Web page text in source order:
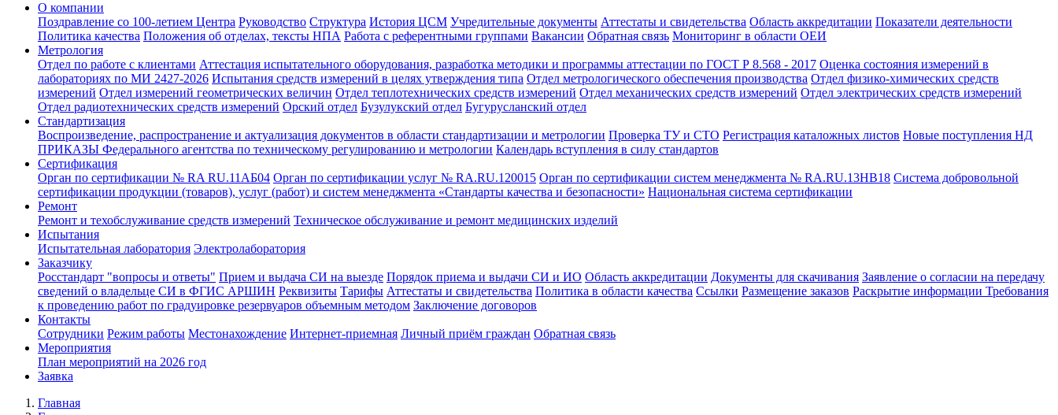
О компании
Поздравление со 100-летием Центра Руководство Структура История ЦСМ Учредительные документы Аттестаты и свидетельства Область аккредитации Показатели деятельности
Политика качества Положения об отделах, тексты НПА Работа с референтными группами Вакансии Обратная связь Мониторинг в области ОЕИ
Метрология
Отдел по работе с клиентами Аттестация испытательного оборудования, разработка методики и программы аттестации по ГОСТ Р 8.568 - 2017 Оценка состояния измерений в
лабораториях по МИ 2427-2026 Испытания средств измерений в целях утверждения типа Отдел метрологического обеспечения производства Отдел физико-химических средств
измерений Отдел измерений геометрических величин Отдел теплотехнических средств измерений Отдел механических средств измерений Отдел электрических средств измерений
Отдел радиотехнических средств измерений Орский отдел Бузулукский отдел Бугурусланский отдел
Стандартизация
Воспроизведение, распространение и актуализация документов в области стандартизации и метрологии Проверка ТУ и СТО Регистрация каталожных листов Новые поступления НД
ПРИКАЗЫ Федерального агентства по техническому регулированию и метрологии Календарь вступления в силу стандартов
Сертификация
Орган по сертификации № RA RU.11АБ04 Орган по сертификации услуг № RA.RU.120015 Орган по сертификации систем менеджмента № RA.RU.13HB18 Система добровольной
сертификации продукции (товаров), услуг (работ) и систем менеджмента «Стандарты качества и безопасности» Национальная система сертификации
Ремонт
Ремонт и техобслуживание средств измерений Техническое обслуживание и ремонт медицинских изделий
Испытания
Испытательная лаборатория Электролаборатория
Заказчику
Росстандарт "вопросы и ответы" Прием и выдача СИ на выезде Порядок приема и выдачи СИ и ИО Область аккредитации Документы для скачивания Заявление о согласии на передачу
сведений о владельце СИ в ФГИС АРШИН Реквизиты Тарифы Аттестаты и свидетельства Политика в области качества Ссылки Размещение заказов Раскрытие информации Требования
к проведению работ по градуировке резервуаров объемным методом Заключение договоров
Контакты
Сотрудники Режим работы Местонахождение Интернет-приемная Личный приём граждан Обратная связь
Мероприятия
План мероприятий на 2026 год
Заявка
Главная